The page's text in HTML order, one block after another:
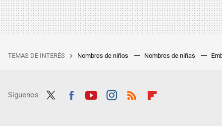
TEMAS DE INTERÉS Nombres de niños Nombres de niñas
Síguenos